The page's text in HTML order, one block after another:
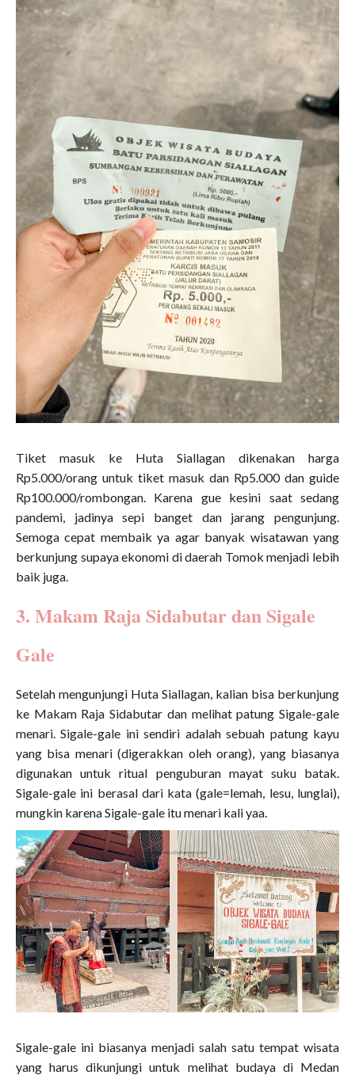
Tiket masuk ke Huta Siallagan dikenakan harga
Rp5.000/orang untuk tiket masuk dan Rp5.000 dan guide
Rp100.000/rombongan. Karena gue kesini saat sedang
pandemi, jadinya sepi banget dan jarang pengunjung.
Semoga cepat membaik ya agar banyak wisatawan yang
berkunjung supaya ekonomi di daerah Tomok menjadi lebih
baik juga.
3. Makam Raja Sidabutar dan Sigale
Gale
Setelah mengunjungi Huta Siallagan, kalian bisa berkunjung
ke Makam Raja Sidabutar dan melihat patung Sigale-gale
menari. Sigale-gale ini sendiri adalah sebuah patung kayu
yang bisa menari (digerakkan oleh orang), yang biasanya
digunakan untuk ritual penguburan mayat suku batak.
Sigale-gale ini berasal dari kata (gale=lemah, lesu, lunglai),
mungkin karena Sigale-gale itu menari kali yaa.
Sigale-gale ini biasanya menjadi salah satu tempat wisata
yang harus dikunjungi untuk melihat budaya di Medan